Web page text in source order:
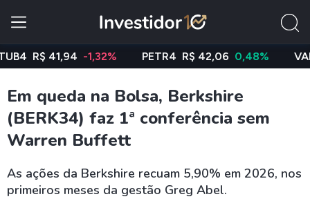
R$ 41,94 -1,32% PETR4 R$ 42,06 0,48% VALE3
Em queda na Bolsa, Berkshire
(BERK34) faz 1ª conferência sem
Warren Buffett
As ações da Berkshire recuam 5,90% em 2026, nos
primeiros meses da gestão Greg Abel.